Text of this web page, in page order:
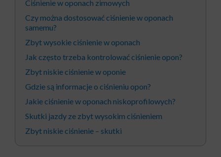
Ciśnienie w oponach zimowych
Czy można dostosować ciśnienie w oponach
samemu?
Zbyt wysokie ciśnienie w oponach
Jak często trzeba kontrolować ciśnienie opon?
Zbyt niskie ciśnienie w oponie
Gdzie są informacje o ciśnieniu opon?
Jakie ciśnienie w oponach niskoprofilowych?
Skutki jazdy ze zbyt wysokim ciśnieniem
Zbyt niskie ciśnienie – skutki